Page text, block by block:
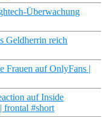
Überwachung
Geldherrin reich
Frauen auf OnlyFans |
auf Inside
frontal #short